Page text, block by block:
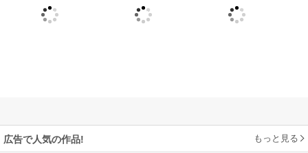
広告で人気の作品! もっと見る